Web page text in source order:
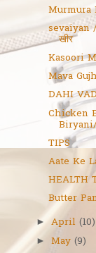
Murmura
sevaiyan
खीर
Kasoori
Mava
DAHI
Chicken
Biryani/
TIPS
Aate Ke
HEALTH
Butter
► April (10)
►May (9)